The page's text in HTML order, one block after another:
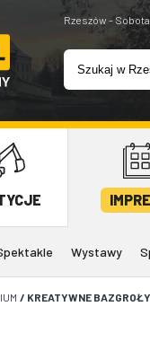
Rzeszów -
Wystawy
/ KREATYWNE BAZGROŁY